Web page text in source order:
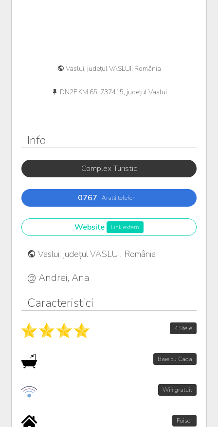
Vaslui, județul VASLUI, România
DN2F KM 65, 737415, județul Vaslui
Info
Complex Turistic
0767 Arată telefon
Website Link extern
Vaslui, județul VASLUI, România
@ Andrei, Ana
Caracteristici
4 Stele
Baie cu Cada
Wifi gratuit
Foisor